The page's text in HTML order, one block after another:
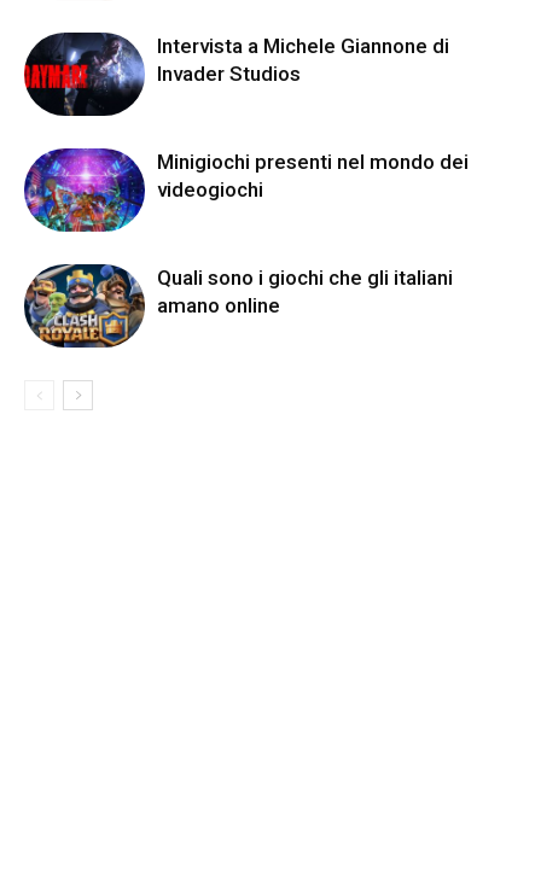
Intervista a Michele Giannone di
Invader Studios
Minigiochi presenti nel mondo dei
videogiochi
Quali sono i giochi che gli italiani
amano online